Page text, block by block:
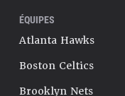
ÉQUIPES
Atlanta Hawks
Boston Celtics
Brooklyn Nets